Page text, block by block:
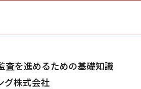
査を進めるための基礎知識
株式会社